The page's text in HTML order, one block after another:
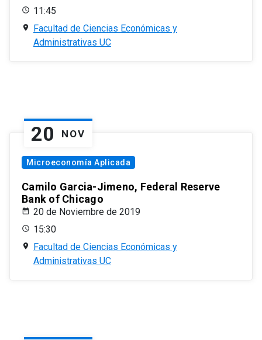
11:45
Facultad de Ciencias Económicas y
Administrativas UC
20 NOV
Microeconomía Aplicada
Camilo Garcia-Jimeno, Federal Reserve
Bank of Chicago
20 de Noviembre de 2019
15:30
Facultad de Ciencias Económicas y
Administrativas UC